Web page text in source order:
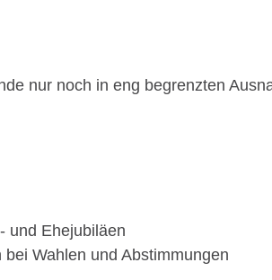
nur noch in eng begrenzten
und Ehejubiläen
Wahlen und Abstimmungen